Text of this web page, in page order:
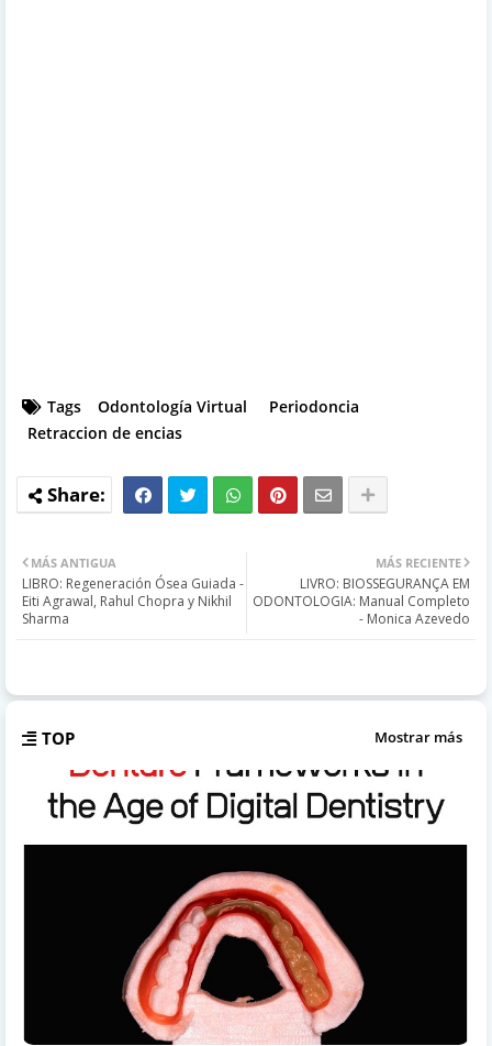
Tags Odontología Virtual
Periodoncia
Retraccion de encias
MÁS RECIENTE
LIVRO: BIOSSEGURANÇA EM
ODONTOLOGIA: Manual Completo
- Monica Azevedo
MÁS ANTIGUA
LIBRO: Regeneración Ósea Guiada -
Eiti Agrawal, Rahul Chopra y Nikhil
Sharma
TOP Mostrar más